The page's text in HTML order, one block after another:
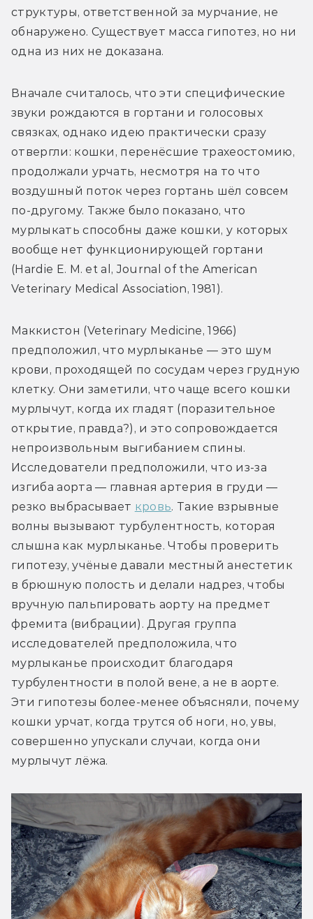
структуры, ответственной за мурчание, не
обнаружено. Существует масса гипотез, но ни
одна из них не доказана.
Вначале считалось, что эти специфические
звуки рождаются в гортани и голосовых
связках, однако идею практически сразу
отвергли: кошки, перенёсшие трахеостомию,
продолжали урчать, несмотря на то что
воздушный поток через гортань шёл совсем
по-другому. Также было показано, что
мурлыкать способны даже кошки, у которых
вообще нет функционирующей гортани
(Hardie E. M. et al, Journal of the American
Veterinary Medical Association, 1981).
Маккистон (Veterinary Medicine, 1966)
предположил, что мурлыканье — это шум
крови, проходящей по сосудам через грудную
клетку. Они заметили, что чаще всего кошки
мурлычут, когда их гладят (поразительное
открытие, правда?), и это сопровождается
непроизвольным выгибанием спины.
Исследователи предположили, что из-за
изгиба аорта — главная артерия в груди —
резко выбрасывает кровь. Такие взрывные
волны вызывают турбулентность, которая
слышна как мурлыканье. Чтобы проверить
гипотезу, учёные давали местный анестетик
в брюшную полость и делали надрез, чтобы
вручную пальпировать аорту на предмет
фремита (вибрации). Другая группа
исследователей предположила, что
мурлыканье происходит благодаря
турбулентности в полой вене, а не в аорте.
Эти гипотезы более-менее объясняли, почему
кошки урчат, когда трутся об ноги, но, увы,
совершенно упускали случаи, когда они
мурлычут лёжа.